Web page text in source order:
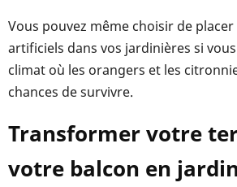
Vous pouvez même choisir de
artificiels dans vos jardinières si
climat où les orangers et les
chances de survivre.
Transformer votre
votre balcon en